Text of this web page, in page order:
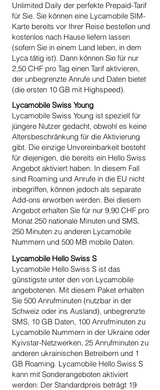
Unlimited Daily der perfekte Prepaid-Tarif
für Sie. Sie können eine Lycamobile SIM-
Karte bereits vor Ihrer Reise bestellen und
kostenlos nach Hause liefern lassen
(sofern Sie in einem Land leben, in dem
Lyca tätig ist). Dann können Sie für nur
2,50 CHF pro Tag einen Tarif aktivieren,
der unbegrenzte Anrufe und Daten bietet
(die ersten 10 GB mit Highspeed).
Lycamobile Swiss Young
Lycamobile Swiss Young ist speziell für
jüngere Nutzer gedacht, obwohl es keine
Altersbeschränkung für die Aktivierung
gibt. Die einzige Unvereinbarkeit besteht
für diejenigen, die bereits ein Hello Swiss
Angebot aktiviert haben. In diesem Fall
sind Roaming und Anrufe in die EU nicht
inbegriffen, können jedoch als separate
Add-ons erworben werden. Bei diesem
Angebot erhalten Sie für nur 9,90 CHF pro
Monat 250 nationale Minuten und SMS,
250 Minuten zu anderen Lycamobile
Nummern und 500 MB mobile Daten.
Lycamobile Hello Swiss S
Lycamobile Hello Swiss S ist das
günstigste unter den von Lycamobile
angebotenen. Mit diesem Paket erhalten
Sie 500 Anrufminuten (nutzbar in der
Schweiz oder ins Ausland), unbegrenzte
SMS, 10 GB Daten, 100 Anrufminuten zu
Lycamobile Nummern in der Ukraine oder
Kyivstar-Netzwerken, 25 Anrufminuten zu
anderen ukrainischen Betreibern und 1
GB Roaming. Lycamobile Hello Swiss S
kann mit Sonderangeboten aktiviert
werden: Der Standardpreis beträgt 19